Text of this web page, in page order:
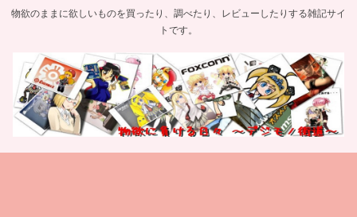
物欲のままに欲しいものを買ったり、調べたり、レビューしたりする雑記サイ
トです。